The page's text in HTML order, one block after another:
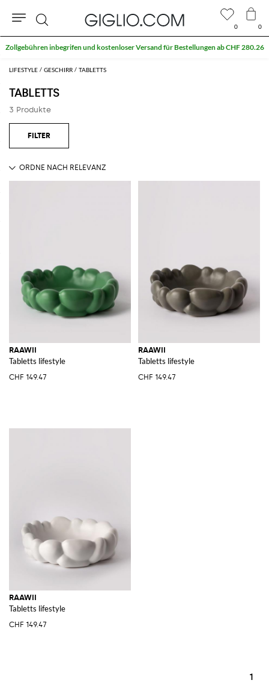
LIFESTYLE GESCHIRR TABLETTS
TABLETTS
3 Produkte
RAAWII
Tabletts lifestyle
CHF 149.47
RAAWII
Tabletts lifestyle
CHF 149.47
RAAWII
Tabletts lifestyle
CHF 149.47
1
0 0
Suche
Zollgebühren inbegrifen und kostenloser Versand für Bestellungen ab CHF 280.26